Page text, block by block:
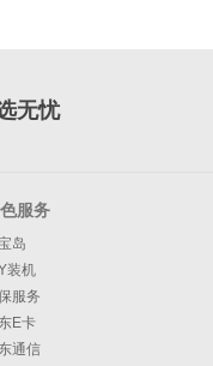
无忧
服务
岛
装机
服务
E卡
通信